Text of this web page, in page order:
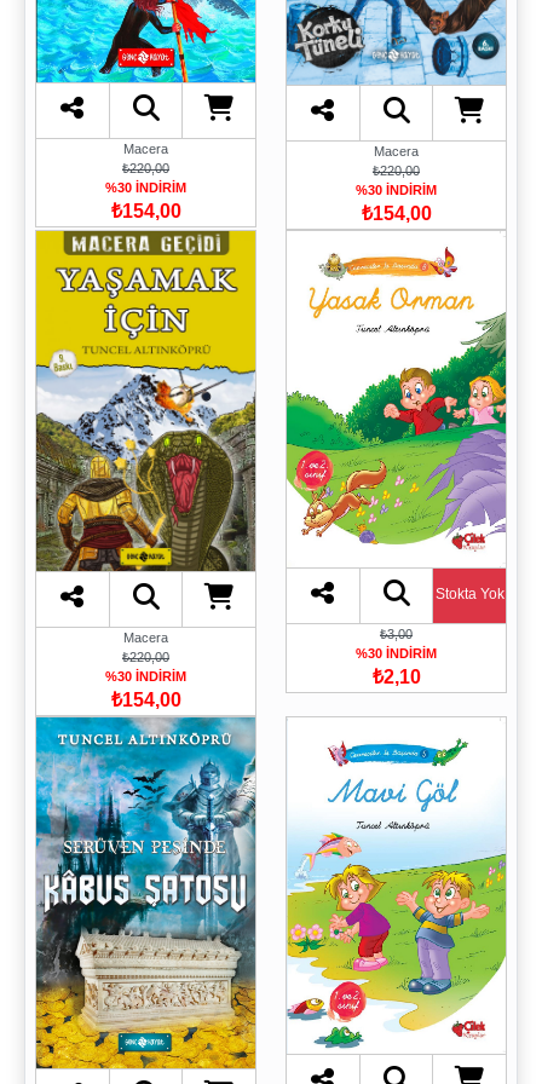
Macera
₺220,00
%30 İNDİRİM
₺154,00
Macera
₺220,00
%30 İNDİRİM
₺154,00
Macera
₺220,00
%30 İNDİRİM
₺154,00
Stokta Yok
₺3,00
%30 İNDİRİM
₺2,10